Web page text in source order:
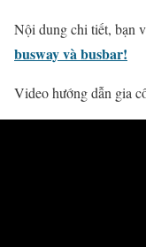
Nội dung chi tiết, bạn
busway và busbar!
Video hướng dẫn gia